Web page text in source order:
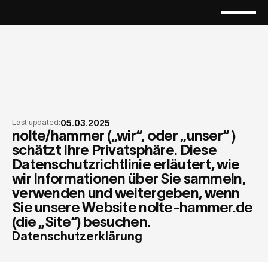
Datenschutz
Last updated:05.03.2025
nolte/hammer („wir“, oder „unser“ )
schätzt Ihre Privatsphäre. Diese
Datenschutzrichtlinie erläutert, wie
wir Informationen über Sie sammeln,
verwenden und weitergeben, wenn
Sie unsere Website nolte-hammer.de
(die „Site“) besuchen.
Datenschutzerklärung